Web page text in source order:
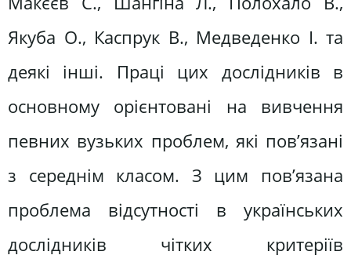
Якуба О., Каспрук В., Медведенко І. та
деякі інші. Праці цих дослідників в
основному орієнтовані на вивчення
певних вузьких проблем, які пов’язані
з середнім класом. З цим пов’язана
проблема відсутності в українських
дослідників чітких критеріїв